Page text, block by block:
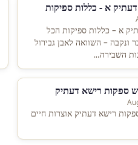
דעתיק א – כללות ספיקות הכל
ונקבה – השוואה לאבן גבירול
השבירה…
חמש ספקות רישא דעתיק אוצרות חיים